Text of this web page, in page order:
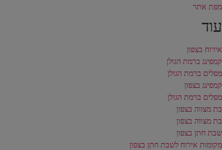
מפת אתר
עוד
אירוח בצפון
קמפינג ברמת הגולן
מפלים ברמת הגולן
קמפינג בצפון
מפלים ברמת הגולן
בת מצווה בצפון
בת מצווה בצפון
שבת חתן בצפון
מקומות אירוח לשבת חתן בצפון